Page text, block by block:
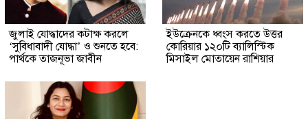
জুলাই যোদ্ধাদের কটাক্ষ করলে
‘সুবিধাবাদী যোদ্ধা’ ও শুনতে হবে:
পার্থকে তাজনূভা জাবীন
ইউক্রেনকে ধ্বংস করতে উত্তর
কোরিয়ার ১২০টি ব্যালিস্টিক
মিসাইল মোতায়েন রাশিয়ার